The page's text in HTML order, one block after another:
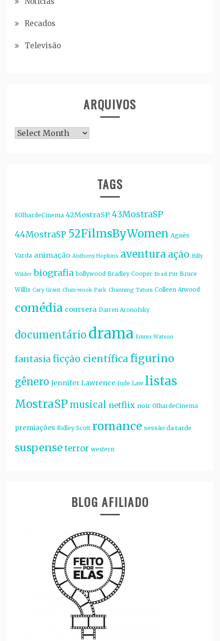
Recados
Televisão
ARQUIVOS
Arquivos
TAGS
8OlhardeCinema 42MostraSP 43MostraSP
44MostraSP 52FilmsByWomen Agnès
Varda animação Anthony Hopkins aventura ação Billy
Wilder biografia bollywood Bradley Cooper Brad Pitt Bruce
Willis Cary Grant Chan-wook Park Channing Tatum Colleen Atwood
comédia coursera Darren Aronofsky
documentáriodrama Emma Watson
fantasiaficção científicafigurino
gênero Jennifer Lawrence Jude Law listas
MostraSP musical netflix noir OlhardeCinema
premiações Ridley Scott romance sessão da tarde
suspense terror western
BLOG AFILIADO